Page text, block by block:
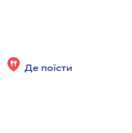
Де поїсти